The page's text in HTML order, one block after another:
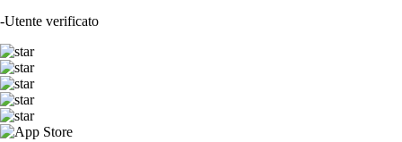
-Utente verificato